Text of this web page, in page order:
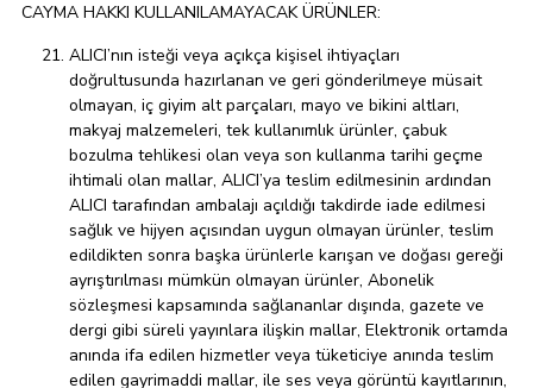
CAYMA HAKKI KULLANILAMAYACAK ÜRÜNLER:
ALICI’nın isteği veya açıkça kişisel ihtiyaçları
doğrultusunda hazırlanan ve geri gönderilmeye müsait
olmayan, iç giyim alt parçaları, mayo ve bikini altları,
makyaj malzemeleri, tek kullanımlık ürünler, çabuk
bozulma tehlikesi olan veya son kullanma tarihi geçme
ihtimali olan mallar, ALICI’ya teslim edilmesinin ardından
ALICI tarafından ambalajı açıldığı takdirde iade edilmesi
sağlık ve hijyen açısından uygun olmayan ürünler, teslim
edildikten sonra başka ürünlerle karışan ve doğası gereği
ayrıştırılması mümkün olmayan ürünler, Abonelik
sözleşmesi kapsamında sağlananlar dışında, gazete ve
dergi gibi süreli yayınlara ilişkin mallar, Elektronik ortamda
anında ifa edilen hizmetler veya tüketiciye anında teslim
edilen gayrimaddi mallar, ile ses veya görüntü kayıtlarının,